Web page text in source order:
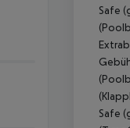
Safe
Safe